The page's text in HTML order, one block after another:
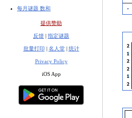
每月谜题 数和
提供赞助
反馈 | 指定谜题
批量打印 | 名人堂| 统计
Privacy Policy
iOS App